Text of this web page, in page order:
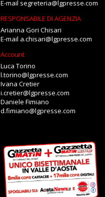
E-mail segreteria@lgpresse.com
RESPONSABILE DI AGENZIA
Arianna Gori Chisari
E-mail a.chisari@lgpresse.com
Account
Luca Torino
l.torino@lgpresse.com
Ivana Cretier
i.cretier@lgpresse.com
Daniele Fimiano
d.fimiano@lgpresse.com